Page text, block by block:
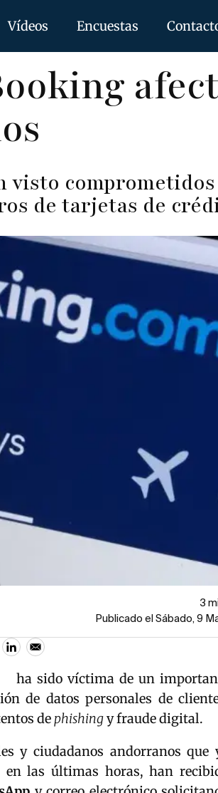
Vídeos Encuestas
visto
de tarjetas de
3
Publicado el Sábado, 9
ha sido víctima de un
de datos personales de
de phishingy fraude digital.
y ciudadanos andorranos que
en las últimas horas, han